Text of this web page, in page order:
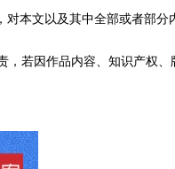
本文以及其中全部或者部
若因作品内容、知识产权